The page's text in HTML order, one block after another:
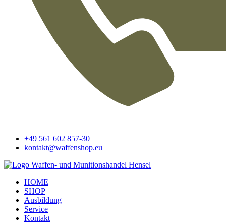
+49 561 602 857-30
kontakt@waffenshop.eu
HOME
SHOP
Ausbildung
Service
Kontakt